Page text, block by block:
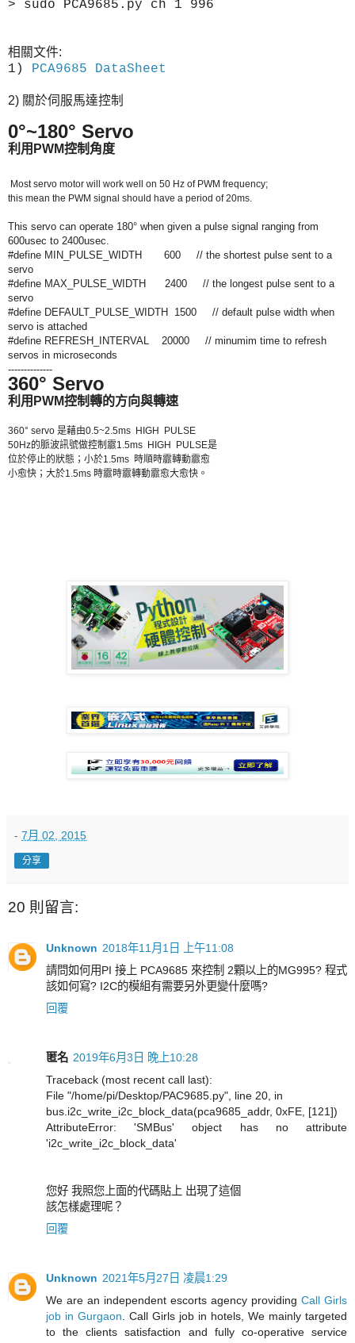
> sudo PCA9685.py ch 1 996
相關文件:
1) PCA9685 DataSheet
2) 關於伺服馬達控制
0°~180° Servo
利用PWM控制角度
Most servo motor will work well on 50 Hz of PWM frequency;
this mean the PWM signal should have a period of 20ms.
This servo can operate 180° when given a pulse signal ranging from
600usec to 2400usec.
#define MIN_PULSE_WIDTH 600 // the shortest pulse sent to a
servo
#define MAX_PULSE_WIDTH 2400 // the longest pulse sent to a
servo
#define DEFAULT_PULSE_WIDTH 1500 // default pulse width when
servo is attached
#define REFRESH_INTERVAL 20000 // minumim time to refresh
servos in microseconds
--------------
360° Servo
利用PWM控制轉的方向與轉速
360° servo 是藉由0.5~2.5ms HIGH PULSE
50Hz的脈波訊號做控制霢1.5ms HIGH PULSE是
位於停止的狀態；小於1.5ms 時順時霢轉動霢愈
小愈快；大於1.5ms 時霢時霢轉動霢愈大愈快。
- 7月 02, 2015
分享
20 則留言:
Unknown 2018年11月1日 上午11:08
請問如何用PI 接上 PCA9685 來控制 2顆以上的MG995? 程式
該如何寫? I2C的模組有需要另外更變什麼嗎?
回覆
匿名 2019年6月3日 晚上10:28
Traceback (most recent call last):
File "/home/pi/Desktop/PAC9685.py", line 20, in
bus.i2c_write_i2c_block_data(pca9685_addr, 0xFE, [121])
AttributeError: 'SMBus' object has no attribute
'i2c_write_i2c_block_data'
您好 我照您上面的代碼貼上 出現了這個
該怎樣處理呢？
回覆
Unknown 2021年5月27日 凌晨1:29
We are an independent escorts agency providing Call Girls
job in Gurgaon . Call Girls job in hotels, We mainly targeted
to the clients satisfaction and fully co-operative service